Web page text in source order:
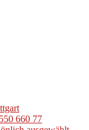
660 77